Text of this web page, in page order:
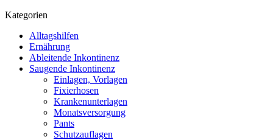
Kategorien
Alltagshilfen
Ernährung
Ableitende Inkontinenz
Saugende Inkontinenz
Einlagen, Vorlagen
Fixierhosen
Krankenunterlagen
Monatsversorgung
Pants
Schutzauflagen